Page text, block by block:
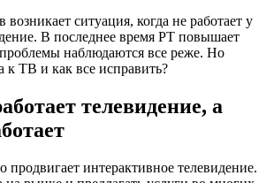
возникает ситуация, когда не работает у
В последнее время РТ повышает
наблюдаются все реже. Но
к ТВ и как все исправить?
телевидение, а
продвигает интерактивное телевидение.